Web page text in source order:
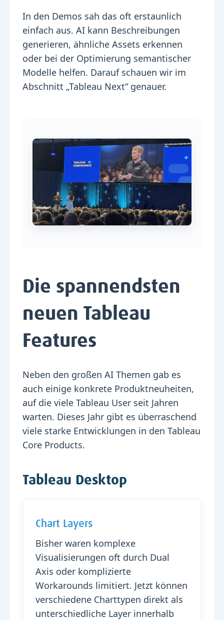
In den Demos sah das oft erstaunlich
einfach aus. AI kann Beschreibungen
generieren, ähnliche Assets erkennen
oder bei der Optimierung semantischer
Modelle helfen. Darauf schauen wir im
Abschnitt „Tableau Next“ genauer.
Die spannendsten
neuen Tableau
Features
Neben den großen AI Themen gab es
auch einige konkrete Produktneuheiten,
auf die viele Tableau User seit Jahren
warten. Dieses Jahr gibt es überraschend
viele starke Entwicklungen in den Tableau
Core Products.
Tableau Desktop
Chart Layers
Bisher waren komplexe
Visualisierungen oft durch Dual
Axis oder komplizierte
Workarounds limitiert. Jetzt können
verschiedene Charttypen direkt als
unterschiedliche Layer innerhalb